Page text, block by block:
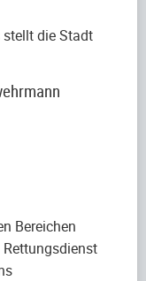
die Stadt
Bereichen